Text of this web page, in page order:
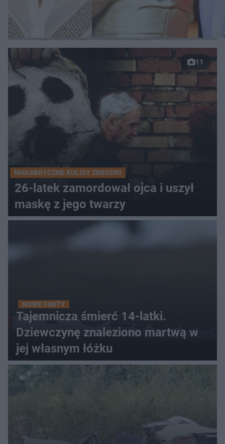
LOKALNE
WARSZAWA ŁÓDŹ TRÓJMIASTO
11
MAKABRYCZNE KULISY ZBRODNI
26-latek zamordował ojca i uszył
maskę z jego twarzy
NOWE FAKTY
Tajemnicza śmierć 14-latki.
Dziewczynę znaleziono martwą w
jej własnym łóżku